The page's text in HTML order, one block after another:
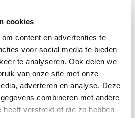
cookies
content en advertenties te
voor social media te bieden
te analyseren. Ook delen we
van onze site met onze
adverteren en analyse. Deze
combineren met andere
heeft verstrekt of die ze hebben
jouw feest gaat boeken, wil je
kost.
was nog nooit zo makkelijk.
de prijs berekenen voor
nu boeken of een vrijblijvende
de beste DJ uit Zwartemeer en